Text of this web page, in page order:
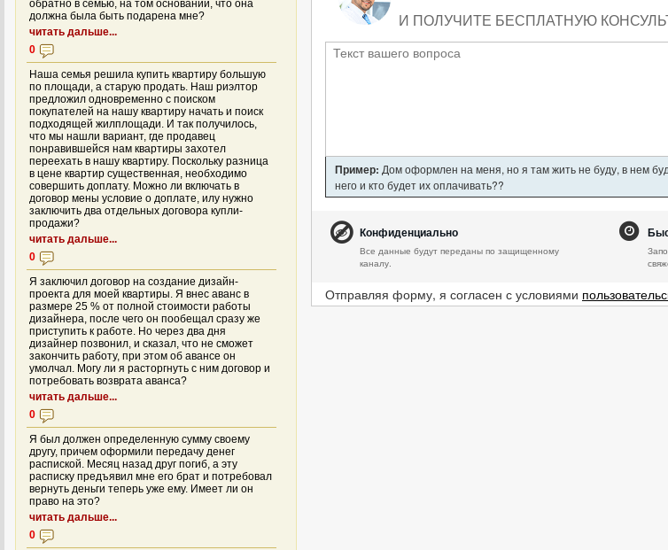
И ПОЛУЧИТЕ БЕСПЛАТНУЮ
Пример: Дом оформлен на меня, но я там жить не буду, в нем
него и кто будет их оплачивать??
Конфиденциально
Все данные будут переданы по защищенному
каналу.
Отправляя форму, я согласен с условиями
обратно в семью, на том основании, что она
должна была быть подарена мне?
читать дальше...
0
Наша семья решила купить квартиру большую
по площади, а старую продать. Наш риэлтор
предложил одновременно с поиском
покупателей на нашу квартиру начать и поиск
подходящей жилплощади. И так получилось,
что мы нашли вариант, где продавец
понравившейся нам квартиры захотел
переехать в нашу квартиру. Поскольку разница
в цене квартир существенная, необходимо
совершить доплату. Можно ли включать в
договор мены условие о доплате, илу нужно
заключить два отдельных договора купли-
продажи?
читать дальше...
0
Я заключил договор на создание дизайн-
проекта для моей квартиры. Я внес аванс в
размере 25 % от полной стоимости работы
дизайнера, после чего он пообещал сразу же
приступить к работе. Но через два дня
дизайнер позвонил, и сказал, что не сможет
закончить работу, при этом об авансе он
умолчал. Могу ли я расторгнуть с ним договор и
потребовать возврата аванса?
читать дальше...
0
Я был должен определенную сумму своему
другу, причем оформили передачу денег
распиской. Месяц назад друг погиб, а эту
расписку предъявил мне его брат и потребовал
вернуть деньги теперь уже ему. Имеет ли он
право на это?
читать дальше...
0